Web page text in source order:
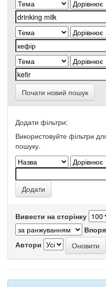
Почати новий пошук
Додати фільтри:
Використовуйте фільтри
пошуку.
Вивести на сторінку
Автори